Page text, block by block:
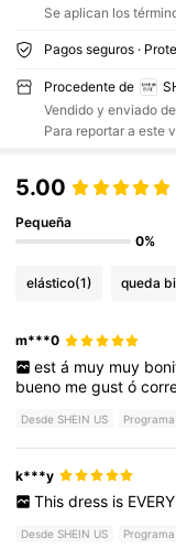
Se aplican los
Pagos seguros ·
Procedente de
Vendido y enviado
Para reportar a este
5.00
Pequeña
0%
elástico(1) queda
m***0
est á muy muy
bueno megustó
Desde SHEIN US
k***y
This dress is
Desde SHEIN US